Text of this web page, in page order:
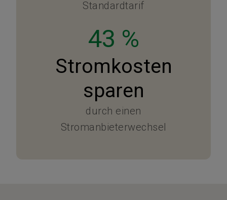
Standardtarif
43 %
Stromkosten
sparen
durch einen
Stromanbieterwechsel